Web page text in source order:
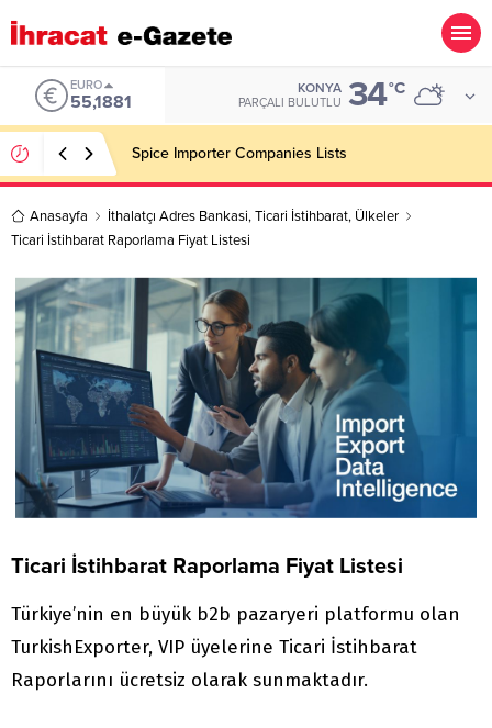
ALTIN
6.660,55
KONYA
PARÇALI BULUTLU 34°C
Konşimento Veri Tabanları Eskide Kalacak!
Anasayfa İthalatçı Adres Bankasi,Ticari İstihbarat, Ülkeler
Ticari İstihbarat Raporlama Fiyat Listesi
Ticari İstihbarat Raporlama Fiyat Listesi
Türkiye’nin en büyük b2b pazaryeri platformu olan
TurkishExporter, VIP üyelerine Ticari İstihbarat
Raporlarını ücretsiz olarak sunmaktadır.